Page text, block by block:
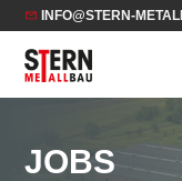
Hauptnavigation
springen
Skip
to
main
content
Fußzeile
springen
INFO@STERN-
STERN
JOBS